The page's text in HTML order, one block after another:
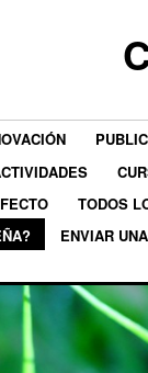
TODOS
ENVIAR